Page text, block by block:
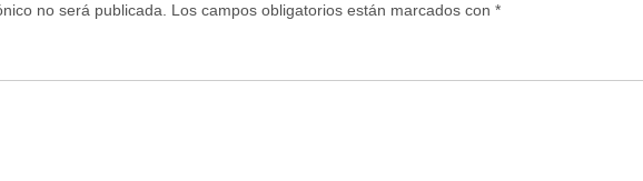
no será publicada. Los campos obligatorios están marcados con *